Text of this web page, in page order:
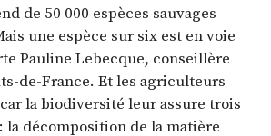
de 50 000 espèces sauvages
une espèce sur six est en voie
Pauline Lebecque, conseillère
de-France. Et les agriculteurs
la biodiversité leur assure trois
la décomposition de la matière